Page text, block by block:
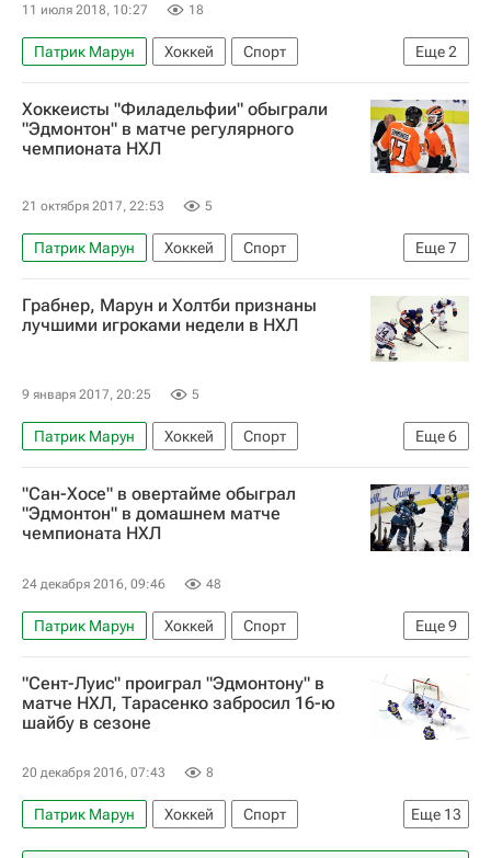
11 июля 2018, 10:27 18
Еще2
Патрик Марун Хоккей
Спорт
Национальная хоккейная лига (НХЛ)
Сент-Луис Блюз
Хоккеисты "Филадельфии" обыграли
"Эдмонтон" в матче регулярного
чемпионата НХЛ
21 октября 2017, 22:53 5
Еще7
Патрик Марун Хоккей
Спорт
Национальная хоккейная лига (НХЛ)
Филадельфия Флайерз
Эдмонтон Ойлерз
Грабнер, Марун и Холтби признаны
лучшими игроками недели в НХЛ
9 января 2017, 20:25 5
Еще6
Патрик Марун Хоккей
Спорт
Национальная хоккейная лига (НХЛ)
Нью-Йорк Рейнджерс
Эдмонтон Ойлерз
Вашингтон Кэпиталз
"Сан-Хосе" в овертайме обыграл
"Эдмонтон" в домашнем матче
чемпионата НХЛ
24 декабря 2016, 09:46 48
Еще9
Патрик Марун Хоккей
Спорт
Национальная хоккейная лига (НХЛ)
Аризона Койотис
Эдмонтон Ойлерз
Торонто Мейпл Лифс
"Сент-Луис" проиграл "Эдмонтону" в
матче НХЛ, Тарасенко забросил 16-ю
шайбу в сезоне
20 декабря 2016, 07:43 8
Еще 13
Патрик Марун Хоккей
Спорт
Национальная хоккейная лига (НХЛ)